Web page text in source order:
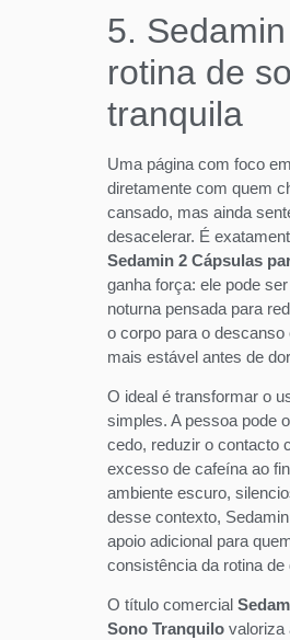
5.
rotina de
tranquila
Uma página com foco
diretamente com quem
cansado, mas ainda
desacelerar. É
Sedamin 2 Cápsulas
ganha força: ele pode
noturna pensada para
o corpo para o
mais estável antes de
O ideal é transformar o
simples. A pessoa pode
cedo, reduzir o contacto
excesso de cafeína ao
ambiente escuro,
desse contexto,
apoio adicional para
consistência da rotina de
O título comercial
Sono Tranquilo valoriza